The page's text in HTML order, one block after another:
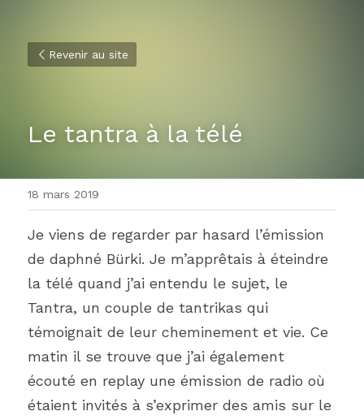
Revenir au site
Le tantra à la télé
18 mars 2019
Je viens de regarder par hasard l’émission
de daphné Bürki. Je m’apprêtais à éteindre
la télé quand j’ai entendu le sujet, le
Tantra, un couple de tantrikas qui
témoignait de leur cheminement et vie. Ce
matin il se trouve que j’ai également
écouté en replay une émission de radio où
étaient invités à s’exprimer des amis sur le